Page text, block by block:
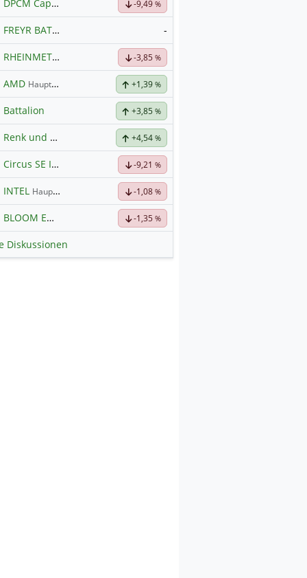
DPCM Capital Hauptdiskussion-9,49%
FREYR BATTERY -
RHEINMETALL Hauptdiskussion-3,85%
AMD Hauptdiskussion +1,39%
Battalion +3,85 %
Renk und alles was dazugehört +4,54%
Circus SE Inhaber-Akt Hauptdiskussion
-9,21 %
INTEL Hauptdiskussion -1,08%
BLOOM ENERGY A Hauptdiskussion
-1,35%
Diskussionen